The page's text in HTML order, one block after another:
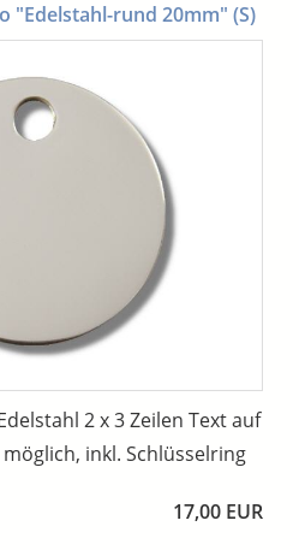
"Edelstahl-rund 20mm" (S)
2 x 3 Zeilen Text auf
inkl. Schlüsselring
17,00 EUR